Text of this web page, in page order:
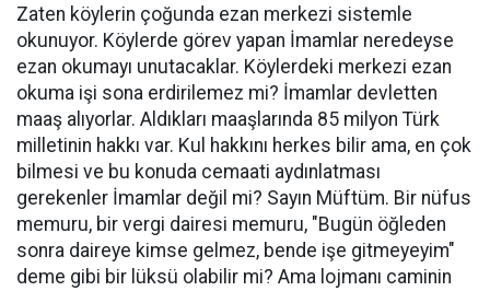
Zaten köylerin çoğunda ezan merkezi sistemle
okunuyor. Köylerde görev yapan İmamlar neredeyse
ezan okumayı unutacaklar. Köylerdeki merkezi ezan
okuma işi sona erdirilemez mi? İmamlar devletten
maaş alıyorlar. Aldıkları maaşlarında 85 milyon Türk
milletinin hakkı var. Kul hakkını herkes bilir ama, en çok
bilmesi ve bu konuda cemaati aydınlatması
gerekenler İmamlar değil mi? Sayın Müftüm. Bir nüfus
memuru, bir vergi dairesi memuru, "Bugün öğleden
sonra daireye kimse gelmez, bende işe gitmeyeyim"
deme gibi bir lüksü olabilir mi? Ama lojmanı caminin